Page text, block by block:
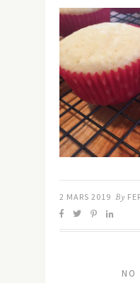
2 MARS 2019 By
NO